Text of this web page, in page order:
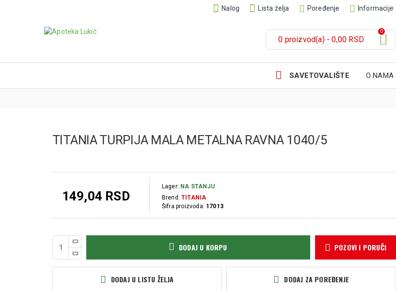
Nalog Lista želja Poređenje Informacije
0 proizvod(a) - 0,00 RSD
0
SAVETOVALIŠTE O NAMA
TITANIA TURPIJA MALA METALNA RAVNA 1040/5
149,04 RSD
Lager: NA STANJU
Brend: TITANIA
Šifra proizvoda: 17013
DODAJ U KORPU POZOVI I PORUČI
DODAJ U LISTU ŽELJA DODAJ ZA POREĐENJE